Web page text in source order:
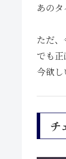
あの
ただ
でも
今欲し
チ